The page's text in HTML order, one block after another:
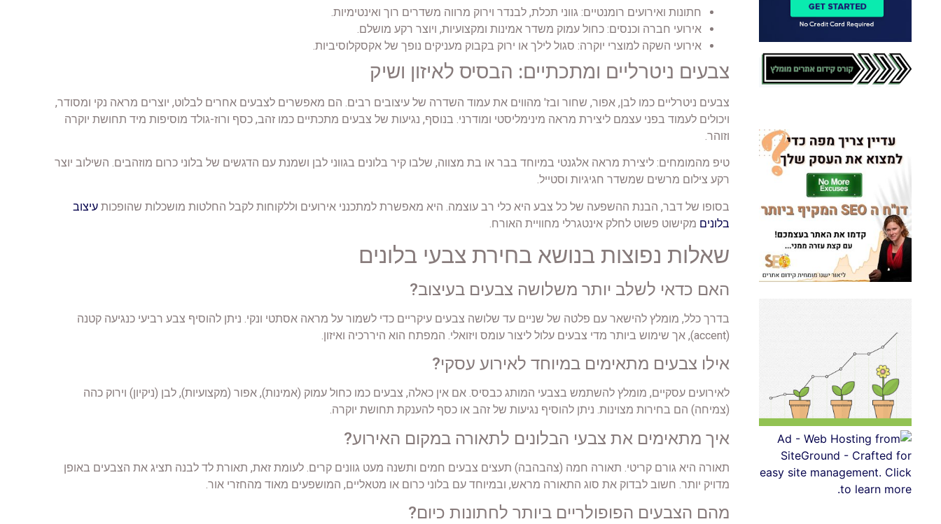
חתונות ואירועים רומנטיים: גווני תכלת, לבנדר וירוק מרווה משדרים רוך ואינטימיות.
אירועי חברה וכנסים: כחול עמוק משדר אמינות ומקצועיות, ויוצר רקע מושלם.
אירועי השקה למוצרי יוקרה: סגול לילך או ירוק בקבוק מעניקים נופך של אקסקלוסיביות.
צבעים ניטרליים ומתכתיים: הבסיס לאיזון ושיק
צבעים ניטרליים כמו לבן, אפור, שחור ובז' מהווים את עמוד השדרה של עיצובים רבים. הם מאפשרים לצבעים אחרים לבלוט, יוצרים מראה נקי ומסודר,
ויכולים לעמוד בפני עצמם ליצירת מראה מינימליסטי ומודרני. בנוסף, נגיעות של צבעים מתכתיים כמו זהב, כסף ורוז-גולד מוסיפות מיד תחושת יוקרה
וזוהר.
טיפ מהמומחים: ליצירת מראה אלגנטי במיוחד בבר או בת מצווה, שלבו קיר בלונים בגווני לבן ושמנת עם הדגשים של בלוני כרום מוזהבים. השילוב יוצר
רקע צילום מרשים שמשדר חגיגיות וסטייל.
בסופו של דבר, הבנת ההשפעה של כל צבע היא כלי רב עוצמה. היא מאפשרת למתכנני אירועים וללקוחות לקבל החלטות מושכלות שהופכותעיצוב
בלונים מקישוט פשוט לחלק אינטגרלי מחוויית האורח.
שאלות נפוצות בנושא בחירת צבעי בלונים
האם כדאי לשלב יותר משלושה צבעים בעיצוב?
בדרך כלל, מומלץ להישאר עם פלטה של שניים עד שלושה צבעים עיקריים כדי לשמור על מראה אסתטי ונקי. ניתן להוסיף צבע רביעי כנגיעה קטנה
(accent), אך שימוש ביותר מדי צבעים עלול ליצור עומס ויזואלי. המפתח הוא היררכיה ואיזון.
אילו צבעים מתאימים במיוחד לאירוע עסקי?
לאירועים עסקיים, מומלץ להשתמש בצבעי המותג כבסיס. אם אין כאלה, צבעים כמו כחול עמוק (אמינות), אפור (מקצועיות), לבן (ניקיון) וירוק כהה
(צמיחה) הם בחירות מצוינות. ניתן להוסיף נגיעות של זהב או כסף להענקת תחושת יוקרה.
איך מתאימים את צבעי הבלונים לתאורה במקום האירוע?
תאורה היא גורם קריטי. תאורה חמה (צהבהבה) תעצים צבעים חמים ותשנה מעט גוונים קרים. לעומת זאת, תאורת לד לבנה תציג את הצבעים באופן
מדויק יותר. חשוב לבדוק את סוג התאורה מראש, ובמיוחד עם בלוני כרום או מטאליים, המושפעים מאוד מהחזרי אור.
מהם הצבעים הפופולריים ביותר לחתונות כיום?